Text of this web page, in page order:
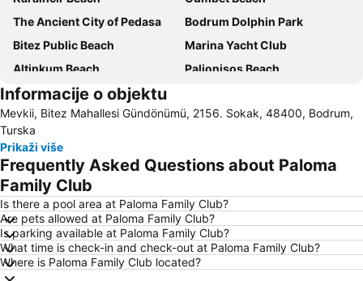
The Ancient City of Pedasa
Bodrum Dolphin Park
Bitez Public Beach
Marina Yacht Club
Altinkum Beach
Palionisos Beach
Kalimera
Informacije o objektu
Mevkii, Bitez Mahallesi Gündönümü, 2156. Sokak, 48400, Bodrum,
Turska
Prikaži više
Frequently Asked Questions about Paloma
Family Club
Is there a pool area at Paloma Family Club?
Are pets allowed at Paloma Family Club?
Is parking available at Paloma Family Club?
What time is check-in and check-out at Paloma Family Club?
Where is Paloma Family Club located?